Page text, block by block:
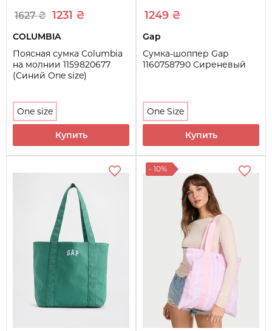
1627 ₴ 1231 ₴
COLUMBIA
Поясная сумка Columbia
на молнии 1159820677
(Синий One size)
One size
Купить
1249 ₴
Gap
Сумка-шоппер Gap
1160758790 Сиреневый
One Size
Купить
- 10%